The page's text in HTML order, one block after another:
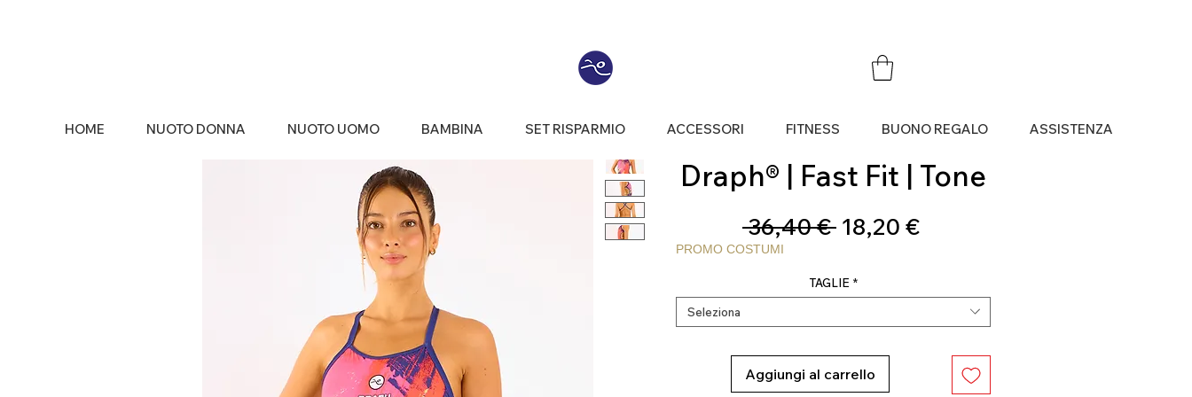
HOME NUOTO DONNA NUOTO UOMO BAMBINA SET RISPARMIO ACCESSORI FITNESS BUONO REGALO ASSISTENZA
Draph® | Fast Fit | Tone
36,40 € Prezzo
18,20 €Prezzo
PROMO COSTUMI
TAGLIE *
Seleziona
Aggiungi al carrello